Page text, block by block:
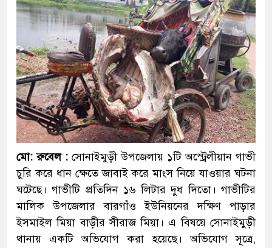
মো: রুবেল : সোনাইমুড়ী উপজেলায় ১টি অস্ট্রেলীয়ান গাভী
চুরি করে ধান ক্ষেতে জাবাই করে মাংস নিয়ে যাওয়ার ঘটনা
ঘটেছে। গাভীটি প্রতিদিন ১৬ লিটার দুধ দিতো। গাভীটির
মালিক উপজেলার বারগাঁও ইউনিয়নের দক্ষিণ পাড়ার
ইসমাইল মিয়া বাড়ীর সীরাজ মিয়া। এ বিষয়ে সোনাইমুড়ী
থানায় একটি অভিযোগ করা হয়েছে। অভিযোগ সূত্রে,